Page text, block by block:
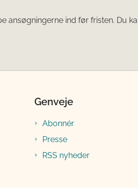
ind før fristen. Du
Genveje
Abonnér
Presse
RSS nyheder